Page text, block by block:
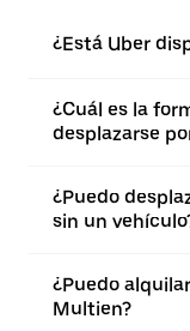
¿Está Uber
¿Cuál es la
desplazarse
¿Puedo
sin un
¿Puedo
Multien?